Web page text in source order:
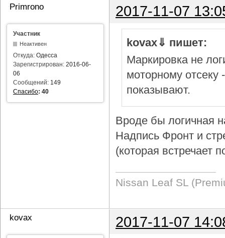
Primrono 2017-11-07
Участник
Неактивен
Откуда: Одесса
Зарегистрирован: 2016-06-
06
Сообщений: 149
Спасибо: 40
kovax⇓ пишет:
Маркировка не
моторному отсеку
показывают.
Вроде бы логичная
Надпись Фронт и
(которая встречает
Nissan Leaf SL
kovax 2017-11-07